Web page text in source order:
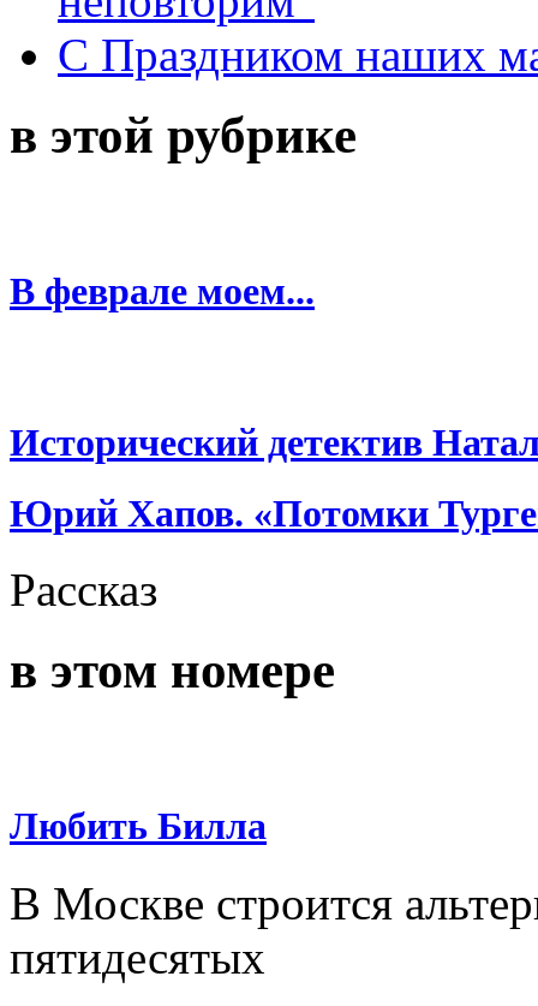
С Праздником наших
в этой рубрике
В феврале моем...
Исторический детектив
Юрий Хапов. «Потомки
Рассказ
в этом номере
Любить Билла
В Москве строится
пятидесятых